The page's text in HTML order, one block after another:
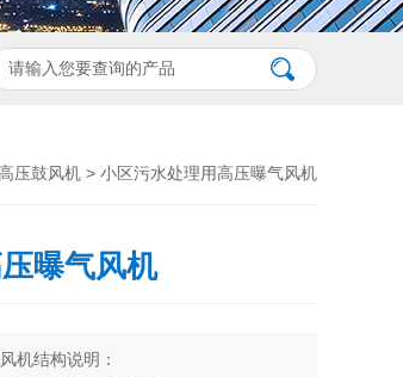
压鼓风机 > 小区污水处理用高压曝气风机
曝气风机
机结构说明：